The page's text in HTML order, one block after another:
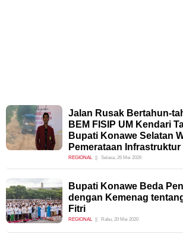
Jalan Rusak Bertahun-
BEM FISIP UM Kendari
Bupati Konawe Selatan
Pemerataan Infrastruktur
REGIONAL Selasa, 26 Mei 2026
Bupati Konawe Beda
dengan Kemenag
Fitri
REGIONAL Rabu, 20 Mei 2020